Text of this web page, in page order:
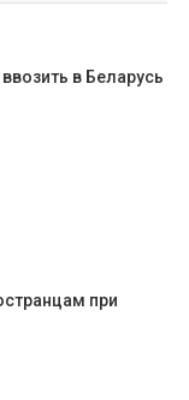
в Беларусь
при